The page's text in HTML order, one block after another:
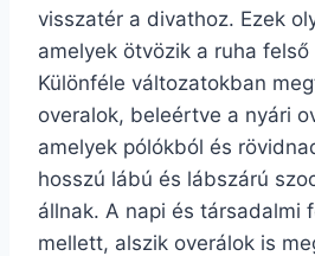
visszatér a divathoz. Ezek
amelyek ötvözik a ruha
Különféle változatokban
overalok, beleértve a nyári
amelyek pólókból és
hosszú lábú és lábszárú
állnak. A napi és társadalmi
mellett, alszik overálok is